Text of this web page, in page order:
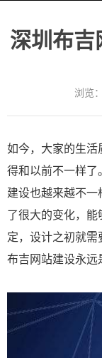
深圳布
浏览：
如今，大家的生活
得和以前不一样了
建设也越来越不一
了很大的变化，能
定，设计之初就需
布吉网站建设永远